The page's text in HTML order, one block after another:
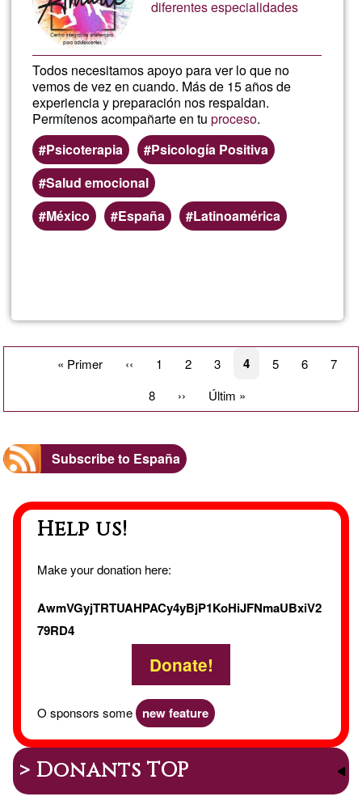
diferentes especialidades
Todos necesitamos apoyo para ver lo que no
vemos de vez en cuando. Más de 15 años de
experiencia y preparación nos respaldan.
Permítenos acompañarte en tuproceso.
Psicoterapia
Psicología Positiva
Salud emocional
México
España Latinoamérica
Pagination
First
« Primer
Previous
‹‹ Page
1 Page
2 Page
3
Current
4 Page
5 Page
6 Page
7
Page
8
Next
page
››
Last
page
Últim »
Subscribe to España
Help us!
Make your donation here:
AwmVGyjTRTUAHPACy4yBjP1KoHiJFNmaUBxiV2
79RD4
Donate!
O sponsors some new feature
> Donants TOP